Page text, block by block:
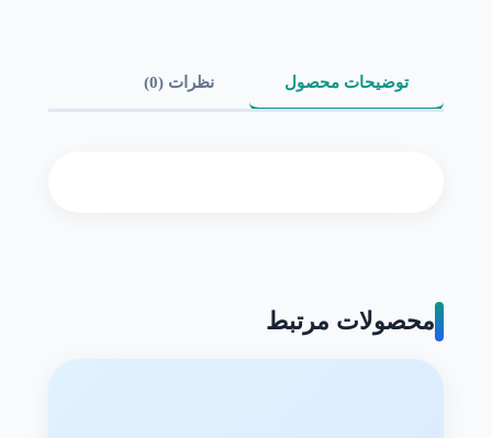
توضیحات محصول نظرات (0)
محصولات مرتبط